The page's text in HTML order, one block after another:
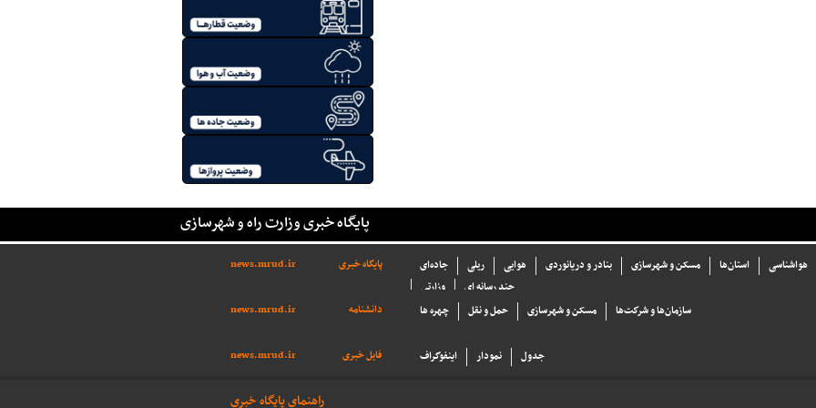
پایگاه خبری وزارت راه و شهرسازی
پایگاه خبری news.mrud.ir جاده‌ای ریلی هوایی بنادر و دریانوردی مسکن و شهرسازی استان‌ها
هواشناسی
وزارتی
چند رسانه ای
دانشنامه
news.mrud.ir چهره ها حمل و نقل مسکن و شهرسازی سازما‌ن‌ها و شركت‌ها
فایل خبری news.mrud.ir اینفوگراف نمودار جدول
راهنمای پایگاه خبری